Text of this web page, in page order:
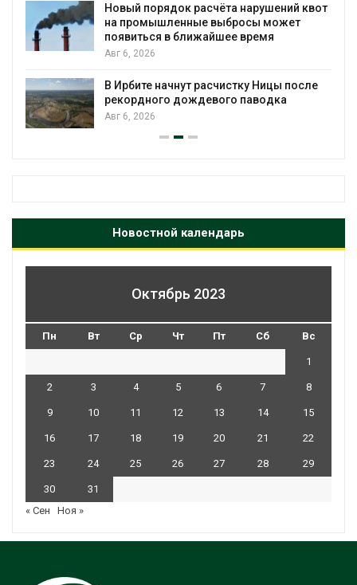
Новый порядок расчёта нарушений квот
на промышленные выбросы может
появиться в ближайшее время
Авг 6, 2026
В Ирбите начнут расчистку Ницы после
рекордного дождевого паводка
Авг 6, 2026
Новостной календарь
Октябрь 2023
Пн Вт Ср Чт Пт Сб Вс
1
2 3 4 5 6 7 8
9 10 11 12 13 14 15
16 17 18 19 20 21 22
23 24 25 26 27 28 29
30
31
« Сен
Ноя »